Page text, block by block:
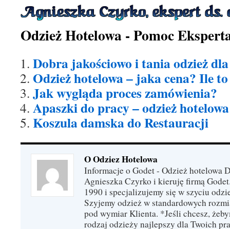
Odzież Hotelowa - Pomoc
Dobra jakościowo i tania odzież
Odzież hotelowa – jaka cena? Ile
Jak wygląda proces zamówienia?
Apaszki do pracy – odzież hotelowa
Koszula damska do Restauracji
O Odziez Hotelowa
Informacje o Godet - Odzież hotelowa
Agnieszka Czyrko i kieruję firmą
1990 i specjalizujemy się w szyciu
Szyjemy odzież w standardowych
pod wymiar Klienta. *Jeśli chcesz,
rodzaj odzieży najlepszy dla Twoich